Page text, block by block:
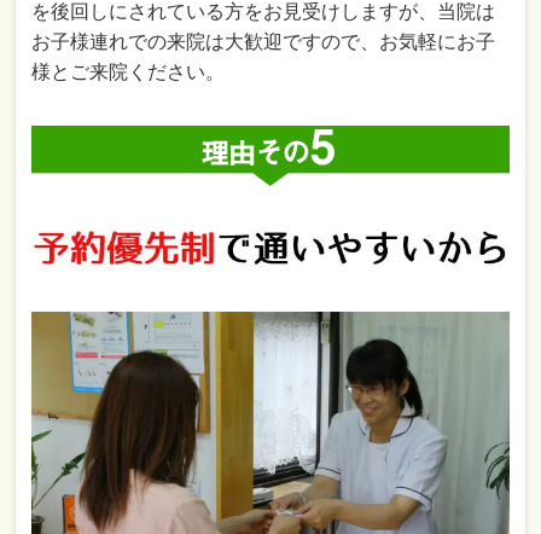
を後回しにされている方をお見受けしますが、当院は
お子様連れでの来院は大歓迎ですので、お気軽にお子
様とご来院ください。